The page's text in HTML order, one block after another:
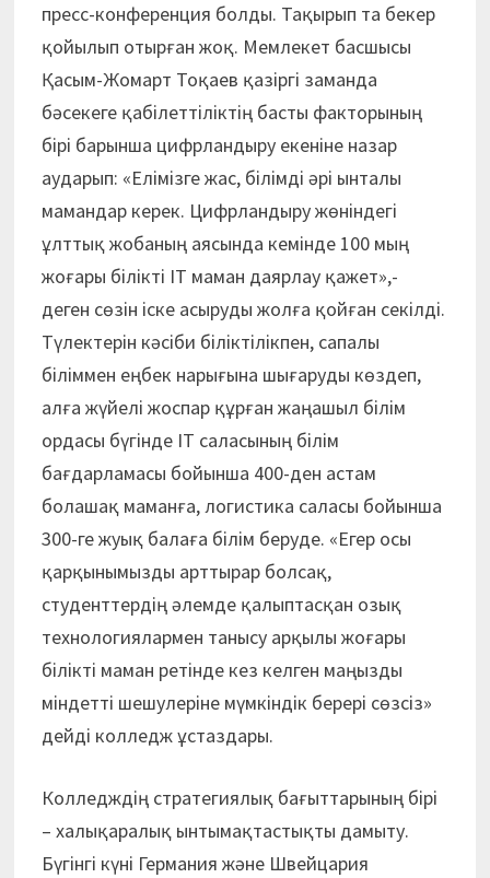
пресс-конференция болды. Тақырып та бекер
қойылып отырған жоқ. Мемлекет басшысы
Қасым-Жомарт Тоқаев қазіргі заманда
бәсекеге қабілеттіліктің басты факторының
бірі барынша цифрландыру екеніне назар
аударып: «Елімізге жас, білімді әрі ынталы
мамандар керек. Цифрландыру жөніндегі
ұлттық жобаның аясында кемінде 100 мың
жоғары білікті ІТ маман даярлау қажет»,-
деген сөзін іске асыруды жолға қойған секілді.
Түлектерін кәсіби біліктілікпен, сапалы
біліммен еңбек нарығына шығаруды көздеп,
алға жүйелі жоспар құрған жаңашыл білім
ордасы бүгінде IT саласының білім
бағдарламасы бойынша 400-ден астам
болашақ маманға, логистика саласы бойынша
300-ге жуық балаға білім беруде. «Егер осы
қарқынымызды арттырар болсақ,
студенттердің әлемде қалыптасқан озық
технологиялармен танысу арқылы жоғары
білікті маман ретінде кез келген маңызды
міндетті шешулеріне мүмкіндік берері сөзсіз»
дейді колледж ұстаздары.
Колледждің стратегиялық бағыттарының бірі
– халықаралық ынтымақтастықты дамыту.
Бүгінгі күні Германия және Швейцария